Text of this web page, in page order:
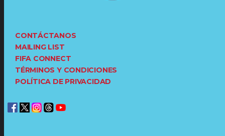
CONTÁCTANOS
MAILING LIST
FIFA CONNECT
TÉRMINOS Y CONDICIONES
POLÍTICA DE PRIVACIDAD